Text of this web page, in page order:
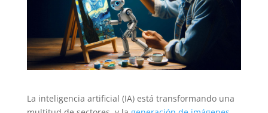
La inteligencia artificial (IA) está transformando una